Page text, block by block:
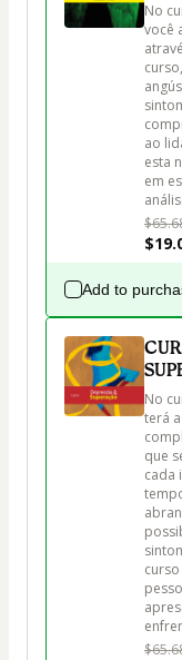
No
você
ao
esta
em
Add to
No
terá
que
cada